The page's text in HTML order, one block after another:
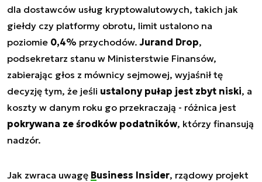
dla dostawców usług kryptowalutowych, takich jak
giełdy czy platformy obrotu, limit ustalono na
poziomie 0,4% przychodów.Jurand Drop,
podsekretarz stanu w Ministerstwie Finansów,
zabierając głos z mównicy sejmowej, wyjaśnił tę
decyzję tym, że jeśli ustalony pułap jest zbyt niski, a
koszty w danym roku go przekraczają - różnica jest
pokrywana ze środków podatników, którzy finansują
nadzór.
Jak zwraca uwagę Business Insider, rządowy projekt